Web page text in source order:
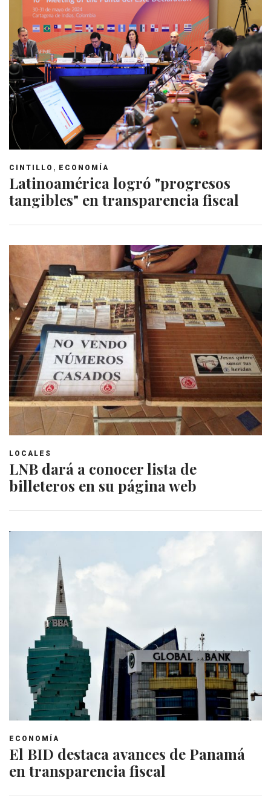
CINTILLO , ECONOMÍA
Latinoamérica logró "progresos
tangibles" en transparencia fiscal
LOCALES
LNB dará a conocer lista de
billeteros en su página web
ECONOMÍA
El BID destaca avances de Panamá
en transparencia fiscal